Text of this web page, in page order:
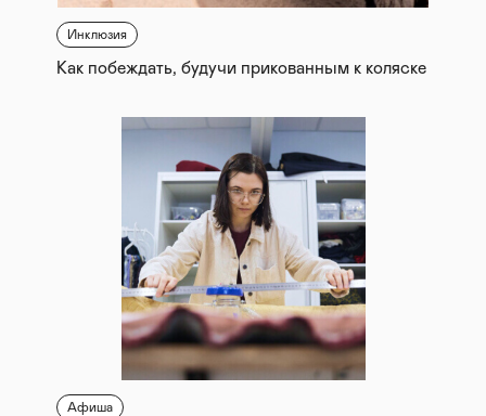
Инклюзия
Как побеждать, будучи прикованным к коляске
Афиша